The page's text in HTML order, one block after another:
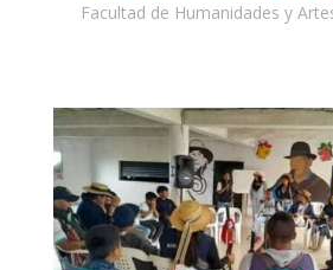
Facultad de Humanidades y